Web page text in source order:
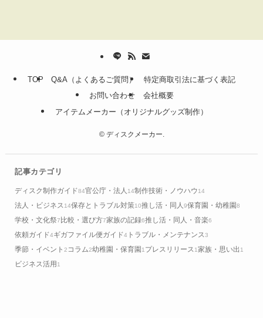
TOP Q&A（よくあるご質問）
特定商取引法に基づく表記
お問い合わせ
会社概要
アイテムメーカー（オリジナルグッズ制作）
©ディスクメーカー.
記事カテゴリ
ディスク制作ガイド84官公庁・法人 14制作技術・ノウハウ14
法人・ビジネス14保存とトラブル対策10推し活・同人9保育園・幼稚園8
学校・文化祭7 比較・選び方7家族の記録6推し活・同人・音楽6
依頼ガイド4ギガファイル便ガイド4 トラブル・メンテナンス3
季節・イベント2 コラム2幼稚園・保育園 1 プレスリリース1家族・思い出 1
ビジネス活用 1